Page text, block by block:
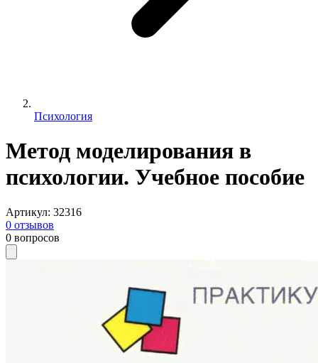
Психология
Метод моделирования в
психологии. Учебное пособие
Артикул: 32316
0 отзывов
0 вопросов